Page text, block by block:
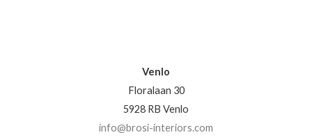
Venlo
Floralaan 30
5928 RB Venlo
info@brosi-interiors.com